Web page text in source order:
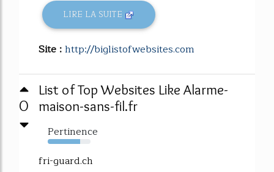
LIRE LA SUITE
Site :http://biglistofwebsites.com
0
List of Top Websites Like Alarme-
maison-sans-fil.fr
Pertinence
75%
fri-guard.ch